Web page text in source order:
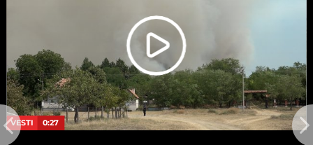
VESTI 0:27